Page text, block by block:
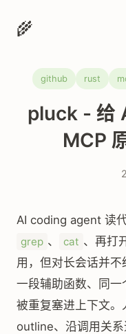
🌾
github rust
pluck - 给
MCP
AI coding agent 读
grep 、 cat 、再打
用，但对长会话并
一段辅助函数、同
被重复塞进上下文。
outline、沿调用关